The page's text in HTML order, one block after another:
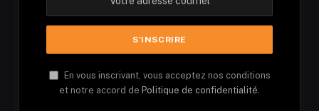
En vous inscrivant, vous acceptez nos conditions
et notre accord de Politique de confidentialité.